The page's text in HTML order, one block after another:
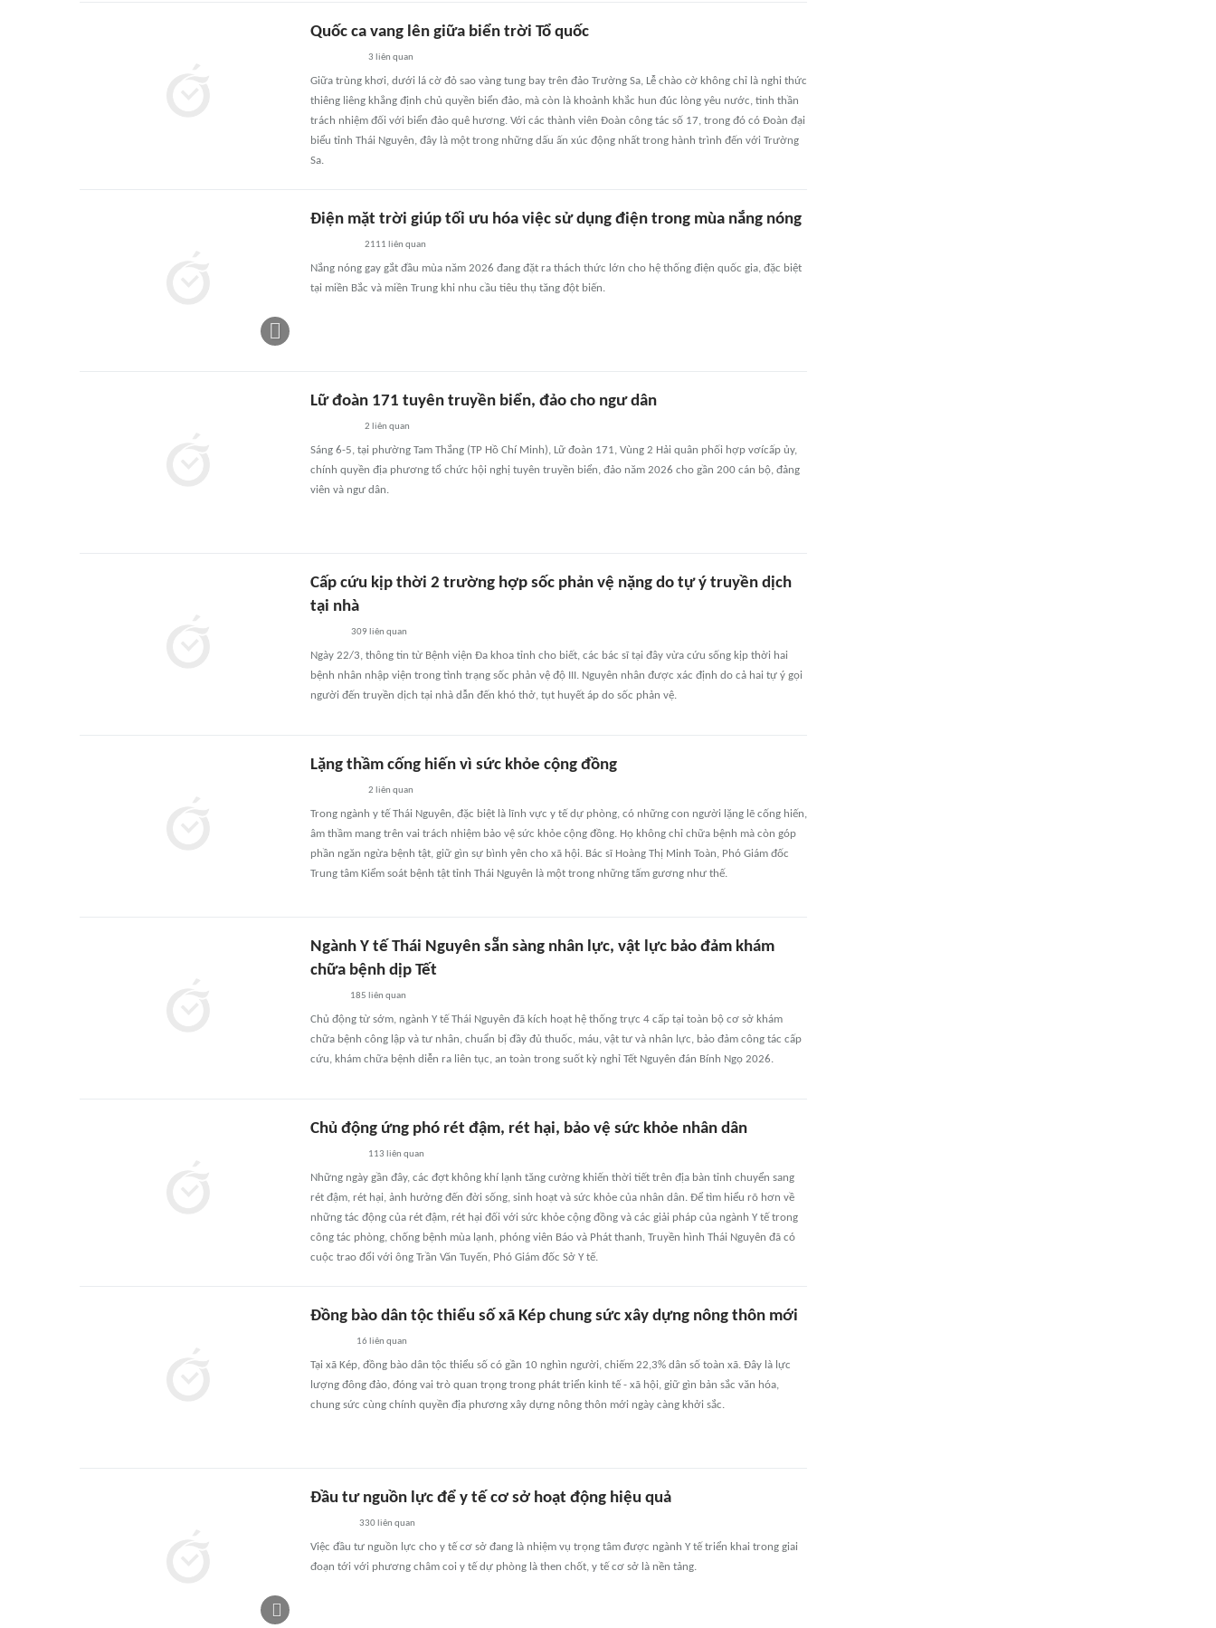
Quốc ca vang lên giữa biển trời Tổ quốc
3 liên quan
Giữa trùng khơi, dưới lá cờ đỏ sao vàng tung bay trên đảo Trường Sa, Lễ chào cờ không chỉ là nghi thức
thiêng liêng khẳng định chủ quyền biển đảo, mà còn là khoảnh khắc hun đúc lòng yêu nước, tinh thần
trách nhiệm đối với biển đảo quê hương. Với các thành viên Đoàn công tác số 17, trong đó có Đoàn đại
biểu tỉnh Thái Nguyên, đây là một trong những dấu ấn xúc động nhất trong hành trình đến với Trường
Sa.
Điện mặt trời giúp tối ưu hóa việc sử dụng điện trong mùa nắng nóng
2111 liên quan
Nắng nóng gay gắt đầu mùa năm 2026 đang đặt ra thách thức lớn cho hệ thống điện quốc gia, đặc biệt
tại miền Bắc và miền Trung khi nhu cầu tiêu thụ tăng đột biến.
Lữ đoàn 171 tuyên truyền biển, đảo cho ngư dân
2 liên quan
Sáng 6-5, tại phường Tam Thắng (TP Hồ Chí Minh), Lữ đoàn 171, Vùng 2 Hải quân phối hợp vơícấp ủy,
chính quyền địa phương tổ chức hội nghị tuyên truyền biển, đảo năm 2026 cho gần 200 cán bộ, đảng
viên và ngư dân.
Cấp cứu kịp thời 2 trường hợp sốc phản vệ nặng do tự ý truyền dịch
tại nhà
309 liên quan
Ngày 22/3, thông tin từ Bệnh viện Đa khoa tỉnh cho biết, các bác sĩ tại đây vừa cứu sống kịp thời hai
bệnh nhân nhập viện trong tình trạng sốc phản vệ độ III. Nguyên nhân được xác định do cả hai tự ý gọi
người đến truyền dịch tại nhà dẫn đến khó thở, tụt huyết áp do sốc phản vệ.
Lặng thầm cống hiến vì sức khỏe cộng đồng
2 liên quan
Trong ngành y tế Thái Nguyên, đặc biệt là lĩnh vực y tế dự phòng, có những con người lặng lẽ cống hiến,
âm thầm mang trên vai trách nhiệm bảo vệ sức khỏe cộng đồng. Họ không chỉ chữa bệnh mà còn góp
phần ngăn ngừa bệnh tật, giữ gìn sự bình yên cho xã hội. Bác sĩ Hoàng Thị Minh Toàn, Phó Giám đốc
Trung tâm Kiểm soát bệnh tật tỉnh Thái Nguyên là một trong những tấm gương như thế.
Ngành Y tế Thái Nguyên sẵn sàng nhân lực, vật lực bảo đảm khám
chữa bệnh dịp Tết
185 liên quan
Chủ động từ sớm, ngành Y tế Thái Nguyên đã kích hoạt hệ thống trực 4 cấp tại toàn bộ cơ sở khám
chữa bệnh công lập và tư nhân, chuẩn bị đầy đủ thuốc, máu, vật tư và nhân lực, bảo đảm công tác cấp
cứu, khám chữa bệnh diễn ra liên tục, an toàn trong suốt kỳ nghỉ Tết Nguyên đán Bính Ngọ 2026.
Chủ động ứng phó rét đậm, rét hại, bảo vệ sức khỏe nhân dân
113 liên quan
Những ngày gần đây, các đợt không khí lạnh tăng cường khiến thời tiết trên địa bàn tỉnh chuyển sang
rét đậm, rét hại, ảnh hưởng đến đời sống, sinh hoạt và sức khỏe của nhân dân. Để tìm hiểu rõ hơn về
những tác động của rét đậm, rét hại đối với sức khỏe cộng đồng và các giải pháp của ngành Y tế trong
công tác phòng, chống bệnh mùa lạnh, phóng viên Báo và Phát thanh, Truyền hình Thái Nguyên đã có
cuộc trao đổi với ông Trần Văn Tuyến, Phó Giám đốc Sở Y tế.
Đồng bào dân tộc thiểu số xã Kép chung sức xây dựng nông thôn mới
16 liên quan
Tại xã Kép, đồng bào dân tộc thiểu số có gần 10 nghìn người, chiếm 22,3% dân số toàn xã. Đây là lực
lượng đông đảo, đóng vai trò quan trọng trong phát triển kinh tế - xã hội, giữ gìn bản sắc văn hóa,
chung sức cùng chính quyền địa phương xây dựng nông thôn mới ngày càng khởi sắc.
Đầu tư nguồn lực để y tế cơ sở hoạt động hiệu quả
330 liên quan
Việc đầu tư nguồn lực cho y tế cơ sở đang là nhiệm vụ trọng tâm được ngành Y tế triển khai trong giai
đoạn tới với phương châm coi y tế dự phòng là then chốt, y tế cơ sở là nền tảng.